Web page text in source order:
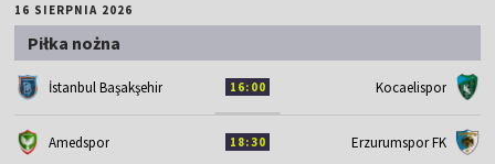
16 SIERPNIA 2026
Piłka nożna
İstanbul Başakşehir 16:00 Kocaelispor
Amedspor 18:30 Erzurumspor FK